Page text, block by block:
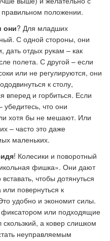
положении.
они? Для младших
С одной стороны, они
дать отдых рукам – как
полета. С другой – если
или не регулируются, они
к столу,
вперед и горбиться. Если
убедитесь, что они
хотя бы не мешают. Или
– часто это даже
маленьких.
! Колесики и поворотный
фишка». Они дают
чтобы дотянуться
повернуться к
удобно и экономит силы.
или подходящие
а ковер слишком
неуправляемым